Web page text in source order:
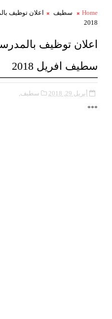
Home سطيف
اعلان توظيف
2018
اعلان توظيف
سطيف افريل 2018
أبريل 29, 2018 سطيف,
***